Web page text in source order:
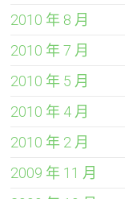
2010 年 8 月
2010 年 7 月
2010 年 5 月
2010 年 4 月
2010 年 2 月
2009 年 11 月